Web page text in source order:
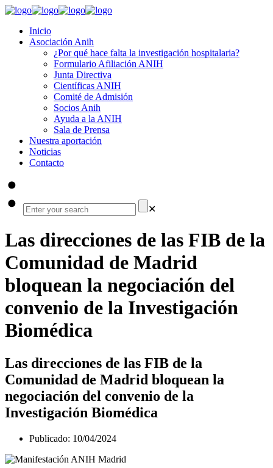
Inicio
Asociación Anih
¿Por qué hace falta la investigación hospitalaria?
Formulario Afiliación ANIH
Junta Directiva
Científicas ANIH
Comité de Admisión
Socios Anih
Ayuda a la ANIH
Sala de Prensa
Nuestra aportación
Noticias
Contacto
✕
Las direcciones de las FIB de la
Comunidad de Madrid
bloquean la negociación del
convenio de la Investigación
Biomédica
Las direcciones de las FIB de la
Comunidad de Madrid bloquean la
negociación del convenio de la
Investigación Biomédica
Publicado: 10/04/2024